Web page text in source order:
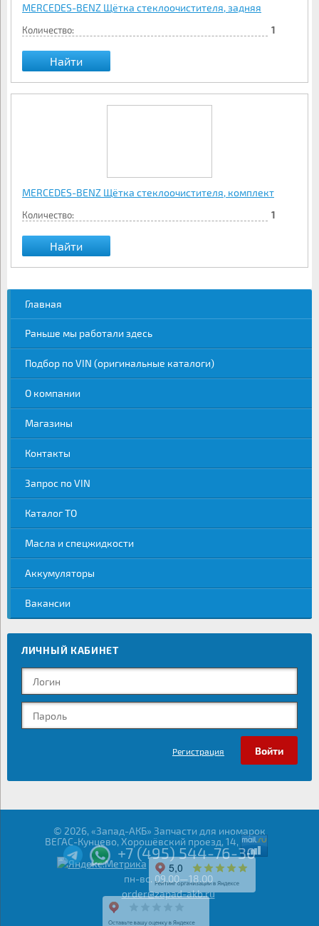
MERCEDES-BENZ Щётка стеклоочистителя, задняя
Количество: 1
Найти
MERCEDES-BENZ Щётка стеклоочистителя, комплект
Количество: 1
Найти
Главная
Раньше мы работали здесь
Подбор по VIN (оригинальные каталоги)
О компании
Магазины
Контакты
Запрос по VIN
Каталог ТО
Масла и спецжидкости
Аккумуляторы
Вакансии
ЛИЧНЫЙ КАБИНЕТ
Регистрация
© 2026, «Запад-АКБ» Запчасти для иномарок
ВЕГАС-Кунцево, Хорошёвский проезд, 14,
+7 (495) 544-76-30
пн-вс. 09.00—18.00
order@zapad-akb.ru